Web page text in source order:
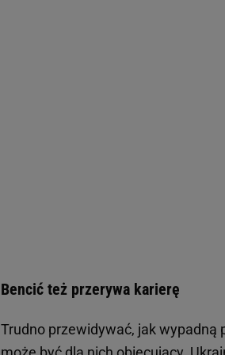
Bencić też przerywa karierę
Trudno przewidywać, jak wypadną